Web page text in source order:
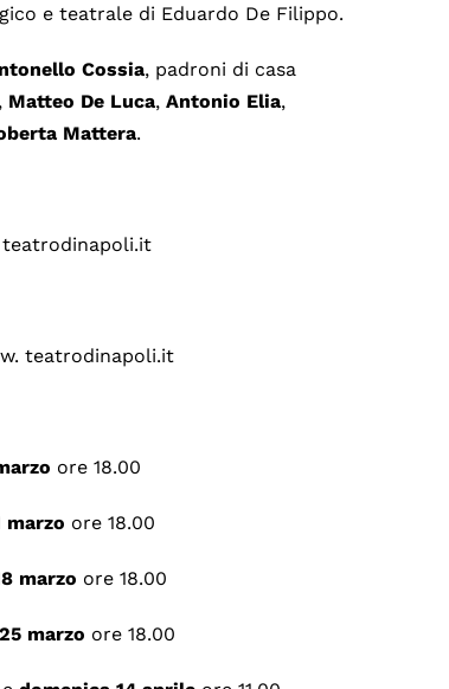
e teatrale di Eduardo De Filippo.
Cossia, padroni di casa
, Matteo De Luca,Antonio Elia,
Mattera.
teatrodinapoli.it
teatrodinapoli.it
ore 18.00
marzo ore 18.00
marzo ore 18.00
marzo ore 18.00